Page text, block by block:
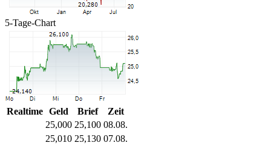
5-Tage-Chart
Realtime Geld Brief
Zeit
25,000 25,100 08.08.
25,010 25,130 07.08.